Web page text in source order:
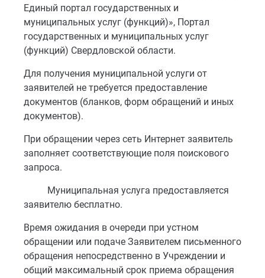
Единый портал государственных и
муниципальных услуг (функций)», Портал
государственных и муниципальных услуг
(функций) Свердловской области.
Для получения муниципальной услуги от
заявителей не требуется предоставление
документов (бланков, форм обращений и иных
документов).
При обращении через сеть Интернет заявитель
заполняет соответствующие поля поискового
запроса.
Муниципальная услуга предоставляется
заявителю бесплатно.
Время ожидания в очереди при устном
обращении или подаче Заявителем письменного
обращения непосредственно в Учреждении и
общий максимальный срок приема обращения